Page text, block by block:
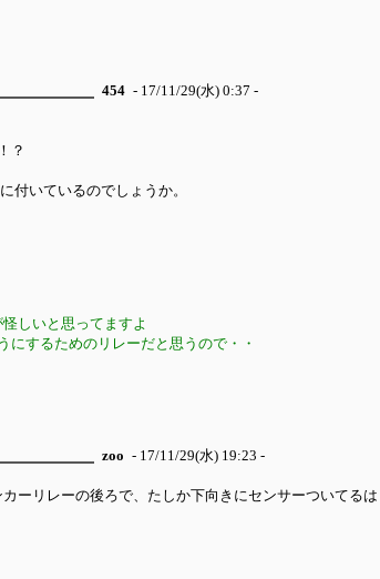
454 - 17/11/29(水) 0:37 -
？
付いているのでしょうか。
しいと思ってますよ
するためのリレーだと思うので・・
zoo - 17/11/29(水) 19:23 -
リレーの後ろで、たしか下向きにセンサーついてるは